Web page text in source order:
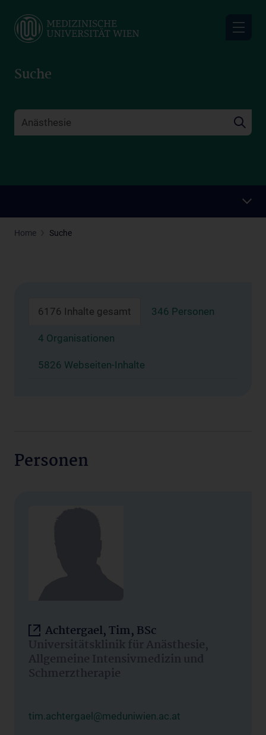
main
Suche
Home Suche
6176 Inhalte gesamt 346 Personen
4 Organisationen
5826 Webseiten-Inhalte
Personen
Achtergael, Tim, BSc
Universitätsklinik für Anästhesie,
Allgemeine Intensivmedizin und
Schmerztherapie
tim.achtergael@meduniwien.ac.at